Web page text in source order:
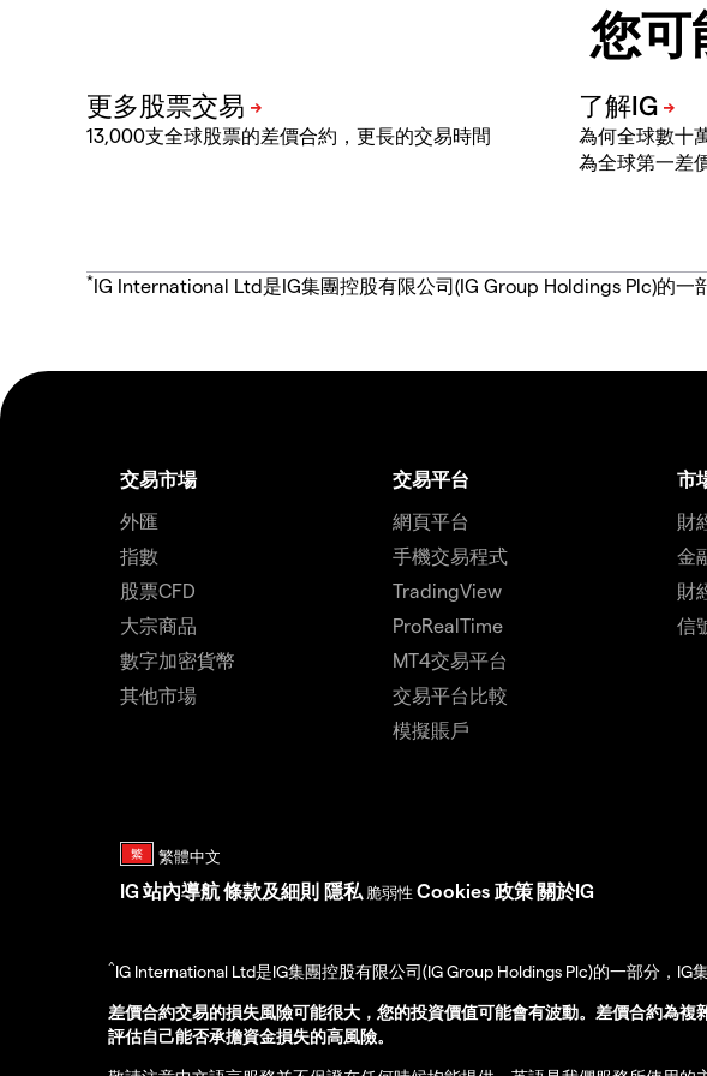
您可
13,000支全球股票的差價合約，更長的交易時間
為何全球數十
為全球第一差
*IG International Ltd是IG集團控股有限公司(IG Group Holdings Plc)的一
交易市場
外匯
指數
股票CFD
大宗商品
數字加密貨幣
其他市場
交易平台
網頁平台
手機交易程式
TradingView
ProRealTime
MT4交易平台
交易平台比較
模擬賬戶
市
財
金
財
信
IG 站內導航條款及細則 隱私 脆弱性 Cookies 政策 關於IG
^IG International Ltd是IG集團控股有限公司(IG Group Holdings Plc)的一部分，IG
差價合約交易的損失風險可能很大，您的投資價值可能會有波動。差價合約為
評估自己能否承擔資金損失的高風險。